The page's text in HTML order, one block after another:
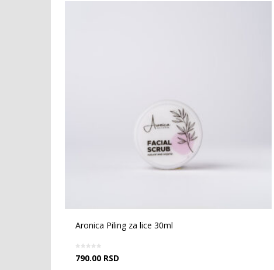
Aronica Piling za lice 30ml
790.00 RSD